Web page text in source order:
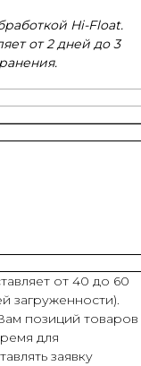
Hi-Float.
от 2 дней до 3
от 40 до 60
загруженности).
позиций товаров
для
заявку